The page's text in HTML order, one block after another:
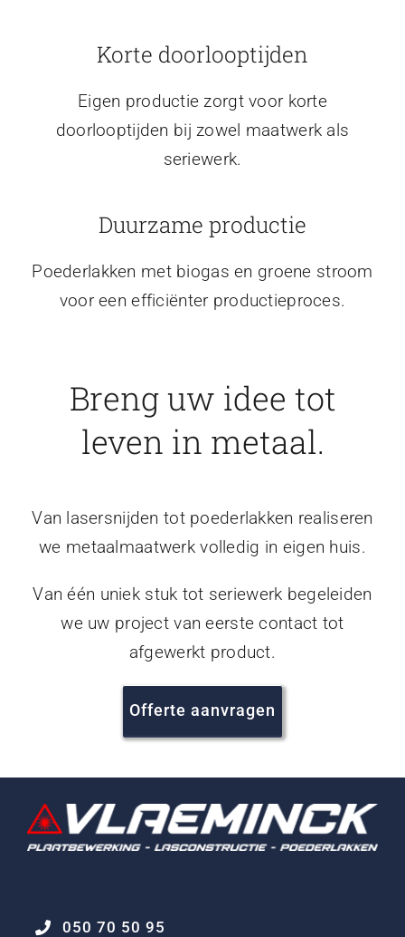
Korte doorlooptijden
Eigen productie zorgt voor korte
doorlooptijden bij zowel maatwerk als
seriewerk.
Duurzame productie
Poederlakken met biogas en groene stroom
voor een efficiënter productieproces.
Breng uw idee tot
leven in metaal.
Van lasersnijden tot poederlakken realiseren
we metaalmaatwerk volledig in eigen huis.
Van één uniek stuk tot seriewerk begeleiden
we uw project van eerste contact tot
afgewerkt product.
Offerte aanvragen
050 70 50 95